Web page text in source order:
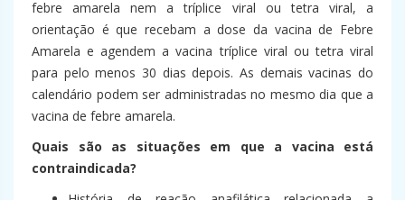
febre amarela nem a tríplice viral ou tetra viral, a
orientação é que recebam a dose da vacina de Febre
Amarela e agendem a vacina tríplice viral ou tetra viral
para pelo menos 30 dias depois. As demais vacinas do
calendário podem ser administradas no mesmo dia que a
vacina de febre amarela.
Quais são as situações em que a vacina está
contraindicada?